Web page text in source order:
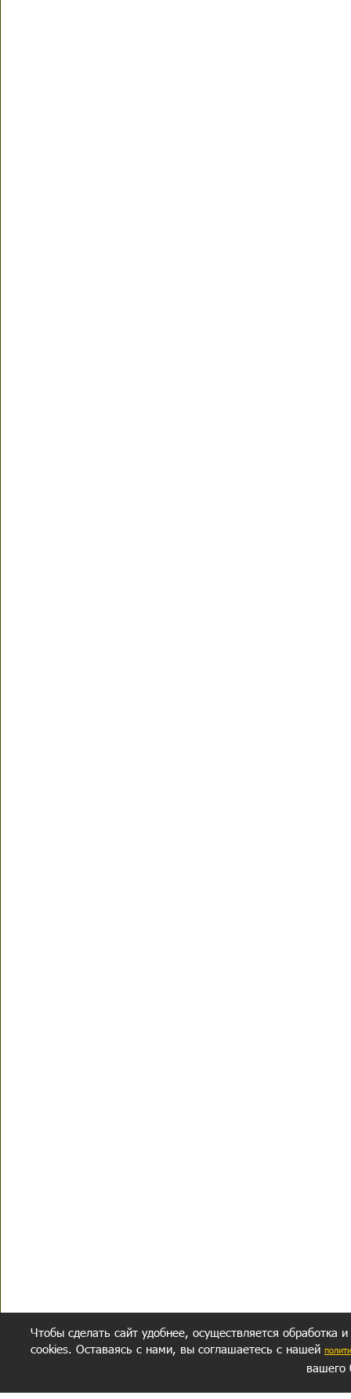
Чтобы сделать сайт удобнее, осуществляется обработка
cookies. Оставаясь с нами, вы соглашаетесь с нашей
вашего